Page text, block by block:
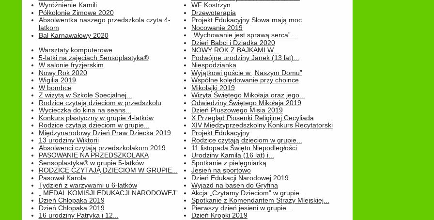
Wyróżnienie Kamili
Półkolonie Zimowe 2020
WF Kostrzyn
Drzewoterapia
Absolwentka naszego przedszkola czyta 4-
latkom
Bal Karnawałowy 2020
Projekt Edukacyjny Słowa mają moc
Nocowanie 2019
„Wychowanie jest sprawą serca” ...
Dzień Babci i Dziadka 2020
Warsztaty komputerowe
5-latki na zajęciach Sensoplastyka®
NOWY ROK Z BAJKAMI W...
Podwójne urodziny Janek (13 lat)...
W salonie fryzjerskim
Nowy Rok 2020
Niespodzianka
Wyjątkowi goście w „Naszym Domu”
Wigilia 2019
W bombce
Wspólne kolędowanie przy choince
Mikołajki 2019
Z wizytą w Szkole Specjalnej...
Rodzice czytają dzieciom w przedszkolu
Wizyta Świętego Mikołaja oraz jego...
Odwiedziny Świętego Mikołaja 2019
Wycieczka do kina na seans...
Konkurs plastyczny w grupie 4-latków
Dzień Pluszowego Misia 2019
X Przegląd Piosenki Religijnej Cecyliada
Rodzice czytają dzieciom w grupie...
Międzynarodowy Dzień Praw Dziecka 2019
XIV Międzyprzedszkolny Konkurs Recytatorski
Projekt Edukacyjny
13 urodziny Wiktorii
Absolwenci czytają przedszkolakom 2019
Rodzice czytają dzieciom w grupie...
11 listopada Święto Niepodległości
PASOWANIE NA PRZEDSZKOLAKA
Sensoplastyka® w grupie 5-latków
Urodziny Kamila (16 lat) i...
Spotkanie z pielęgniarką
RODZICE CZYTAJĄ DZIECIOM W GRUPIE...
Pasował Karola
Jesień na sportowo
Dzień Edukacji Narodowej 2019
Tydzień z warzywami u 6-latków
„ MEDAL KOMISJI EDUKACJI NARODOWEJ”...
Wyjazd na basen do Gryfina
Akcja „Czytamy Dzieciom” w grupie...
Dzień Chłopaka 2019
Dzień Chłopaka 2019
Spotkanie z Komendantem Straży Miejskiej...
Pierwszy dzień jesieni w grupie...
16 urodziny Patryka i 12...
Dzień Kropki 2019